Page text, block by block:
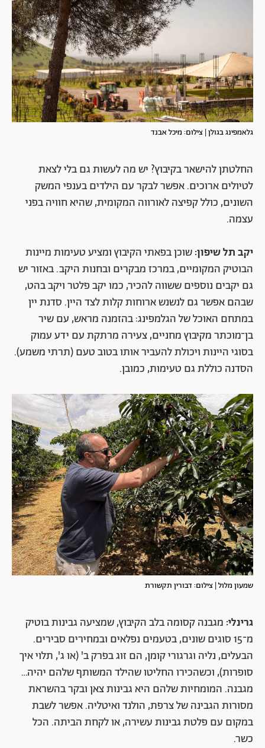
גלאמפינג בגולן | צילום: מיכל אבנד
החלטתן להישאר בקיבוץ? יש מה לעשות גם בלי לצאת
לטיולים ארוכים. אפשר לבקר עם הילדים בענפי המשק
השונים, כולל קפיצה לאורווה המקומית, שהיא חוויה בפני
עצמה.
יקב תל שיפון:שוכן בפאתי הקיבוץ ומציע טעימות מיינות
הבוטיק המקומיים, במרכז מבקרים ובחנות היקב. באזור יש
גם יקבים נוספים ששווה להכיר, כמו יקב פלטר ויקב בהט,
שבהם אפשר גם לנשנש ארוחות קלות לצד היין. סדנת יין
במתחם האוכל של הגלמפינג: בהזמנה מראש, עם שיר
בן־מוכתר מקיבוץ מחניים, צעירה מרתקת עם ידע עמוק
בסוגי היינות ויכולת להעביר אותו בטוב טעם (תרתי משמע).
הסדנה כוללת גם טעימות, כמובן.
שמעון מלול | צילום: דבורין תקשורת
גרינלי: מגבנה קסומה בלב הקיבוץ, שמציעה גבינות בוטיק
מ־15 סוגים שונים, בטעמים נפלאים ובמחירים סבירים.
הבעלים, נליה וגרגורי קומן, הם זוג בפרק ב' (או ג', תלוי איך
סופרות), וכשהכירו החליטו שהילד המשותף שלהם יהיה…
מגבנה. המומחיות שלהם היא גבינות צאן ובקר בהשראת
מסורות הגבינה של צרפת, הולנד ואיטליה. אפשר לשבת
במקום עם פלטת גבינות עשירה, או לקחת הביתה. הכל
כשר.